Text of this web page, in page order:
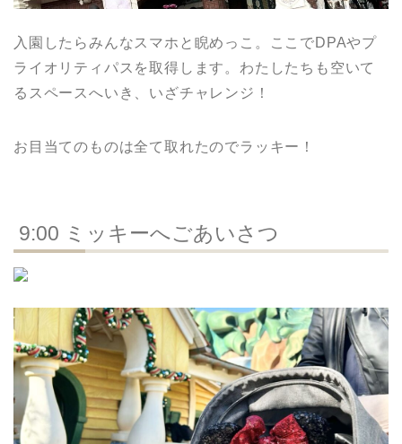
入園したらみんなスマホと睨めっこ。ここでDPAやプ
ライオリティパスを取得します。わたしたちも空いて
るスペースへいき、いざチャレンジ！
お目当てのものは全て取れたのでラッキー！
9:00 ミッキーへごあいさつ